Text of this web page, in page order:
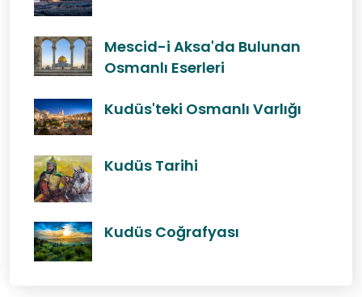
Mescid-i Aksa'da Bulunan
Osmanlı Eserleri
Kudüs'teki Osmanlı Varlığı
Kudüs Tarihi
Kudüs Coğrafyası